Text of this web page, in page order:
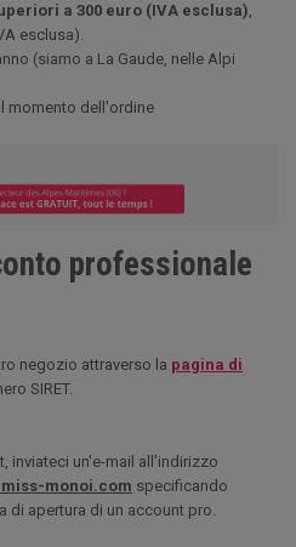
a 300 euro (IVA esclusa),
esclusa).
(siamo a La Gaude, nelle Alpi
momento dell'ordine
professionale
negozio attraverso la pagina di
SIRET.
inviateci un'e-mail all'indirizzo
monoi.com specificando
di apertura di un account pro.